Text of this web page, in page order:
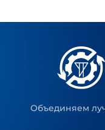
Объединяем